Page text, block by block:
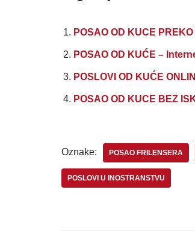
POSAO OD KUCE
POSAO OD KUĆE –
POSLOVI OD KUĆE
POSAO OD KUCE BEZ
Oznake: POSAO FRILENSERA
POSLOVI U INOSTRANSTVU